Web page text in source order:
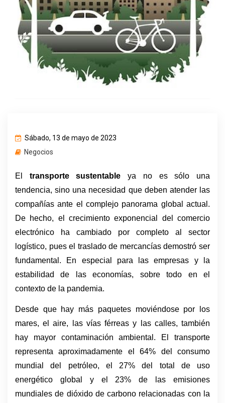
Sábado, 13 de mayo de 2023
Negocios
El transporte sustentable ya no es sólo una
tendencia, sino una necesidad que deben atender las
compañías ante el complejo panorama global actual.
De hecho, el crecimiento exponencial del comercio
electrónico ha cambiado por completo al sector
logístico, pues el traslado de mercancías demostró ser
fundamental. En especial para las empresas y la
estabilidad de las economías, sobre todo en el
contexto de la pandemia.
Desde que hay más paquetes moviéndose por los
mares, el aire, las vías férreas y las calles, también
hay mayor contaminación ambiental. El transporte
representa aproximadamente el 64% del consumo
mundial del petróleo, el 27% del total de uso
energético global y el 23% de las emisiones
mundiales de dióxido de carbono relacionadas con la